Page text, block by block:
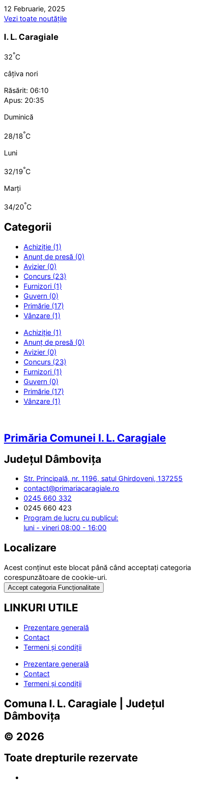
12 Februarie, 2025
Vezi toate noutățile
I. L. Caragiale
32°C
câțiva nori
Răsărit: 06:10
Apus: 20:35
Duminică
28/18°C
Luni
32/19°C
Marți
34/20°C
Categorii
Achiziție (1)
Anunț de presă (0)
Avizier (0)
Concurs (23)
Furnizori (1)
Guvern (0)
Primărie (17)
Vânzare (1)
Achiziție (1)
Anunț de presă (0)
Avizier (0)
Concurs (23)
Furnizori (1)
Guvern (0)
Primărie (17)
Vânzare (1)
Primăria Comunei I. L. Caragiale
Județul Dâmbovița
Str. Principală, nr. 1196, satul Ghirdoveni, 137255
contact@primariacaragiale.ro
0245 660 332
0245 660 423
Program de lucru cu publicul:
luni - vineri 08:00 - 16:00
Localizare
Acest conținut este blocat până când acceptați categoria
corespunzătoare de cookie-uri.
Accept categoria Funcționalitate
LINKURI UTILE
Prezentare generală
Contact
Termeni și condiții
Prezentare generală
Contact
Termeni și condiții
Comuna I. L. Caragiale | Județul
Dâmbovița
© 2026
Toate drepturile rezervate